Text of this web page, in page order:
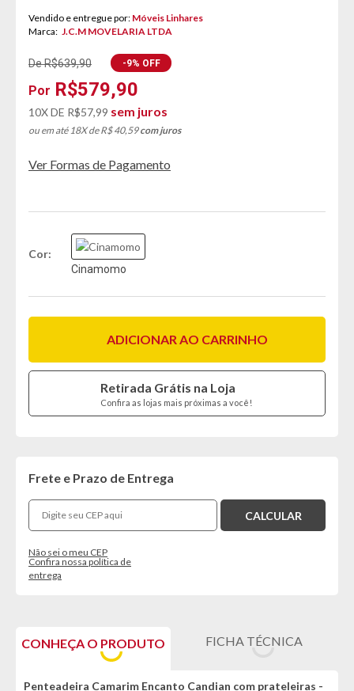
Vendido e entregue por: Móveis Linhares
Marca: J.C.M MOVELARIA LTDA
De R$639,90
R$579,90
-9% OFF
10X DE R$57,99 sem juros
ou em até 18X de R$ 40,59com juros
Ver Formas de Pagamento
Cor
Cinamomo
ADICIONAR AO CARRINHO
Retirada Grátis na Loja
Confira as lojas mais próximas a você!
Frete e Prazo de Entrega
Não sei o meu CEP
Confira nossa política de
entrega
CONHEÇA O PRODUTO FICHA TÉCNICA
Penteadeira Camarim Encanto Candian com prateleiras -